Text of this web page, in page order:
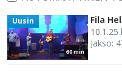
60 min
Uusin Fila
10.1.25
Jakso: